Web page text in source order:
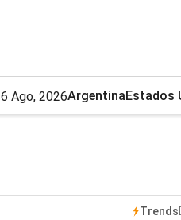
6 Ago, 2026ArgentinaEstados
Trends